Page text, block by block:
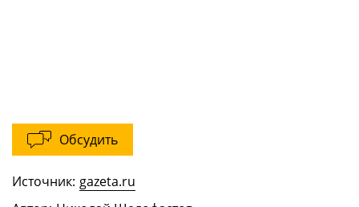
Обсудить
Источник: gazeta.ru